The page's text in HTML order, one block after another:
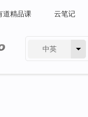
道精品课 云笔记
中英